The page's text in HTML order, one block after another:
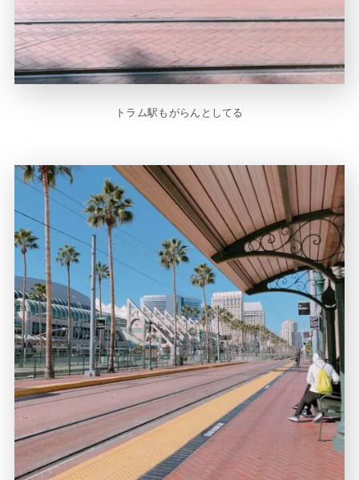
トラム駅もがらんとしてる